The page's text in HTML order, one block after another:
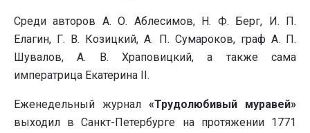
Среди авторов А. О. Аблесимов, Н. Ф. Берг, И. П.
Елагин, Г. В. Козицкий, А. П. Сумароков, граф А. П.
Шувалов, А. В. Храповицкий, а также сама
императрица Екатерина II.
Еженедельный журнал «Трудолюбивый муравей»
выходил в Санкт-Петербурге на протяжении 1771